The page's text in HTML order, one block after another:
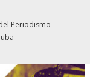
Periodismo